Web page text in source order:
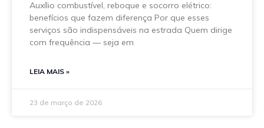
Auxílio combustível, reboque e socorro elétrico:
benefícios que fazem diferença Por que esses
serviços são indispensáveis na estrada Quem dirige
com frequência — seja em
LEIA MAIS »
23 de março de 2026